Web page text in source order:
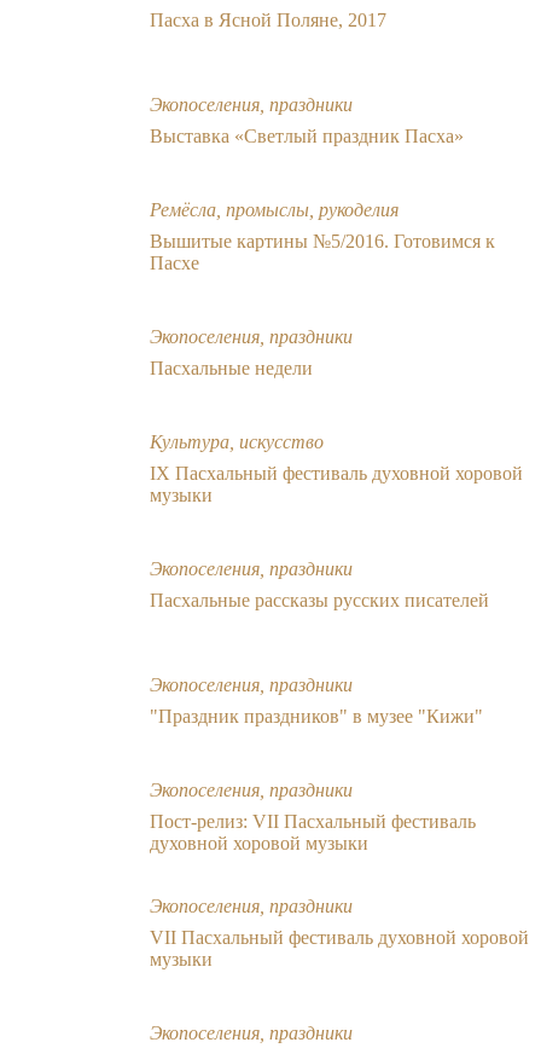
Пасха в Ясной Поляне, 2017
Экопоселения, праздники
Выставка «Светлый праздник Пасха»
Ремёсла, промыслы, рукоделия
Вышитые картины №5/2016. Готовимся к
Пасхе
Экопоселения, праздники
Пасхальные недели
Культура, искусство
IХ Пасхальный фестиваль духовной хоровой
музыки
Экопоселения, праздники
Пасхальные рассказы русских писателей
Экопоселения, праздники
"Праздник праздников" в музее "Кижи"
Экопоселения, праздники
Пост-релиз: VII Пасхальный фестиваль
духовной хоровой музыки
Экопоселения, праздники
VII Пасхальный фестиваль духовной хоровой
музыки
Экопоселения, праздники